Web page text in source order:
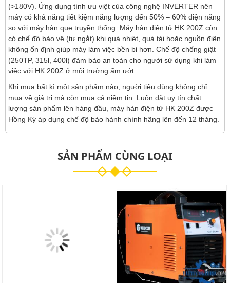
(>180V). Ứng dụng tính ưu việt của công nghệ INVERTER nên
máy có khả năng tiết kiệm năng lượng đến 50% – 60% điện năng
so với máy hàn que truyền thống. Máy hàn điện tử HK 200Z còn
có chế độ bảo vệ (tự ngắt) khi quá nhiệt, quá tải hoặc nguồn điện
không ổn định giúp máy làm việc bền bỉ hơn. Chế độ chống giật
(250TP, 315l, 400l) đảm bảo an toàn cho người sử dụng khi làm
việc với HK 200Z ở môi trường ẩm ướt.
Khi mua bất kì một sản phẩm nào, người tiêu dùng không chỉ
mua về giá trị mà còn mua cả niềm tin. Luôn đặt uy tín chất
lượng sản phẩm lên hàng đầu, máy hàn điện tử HK 200Z được
Hồng Ký áp dụng chế độ bảo hành chính hãng lên đến 12 tháng.
SẢN PHẨM CÙNG LOẠI